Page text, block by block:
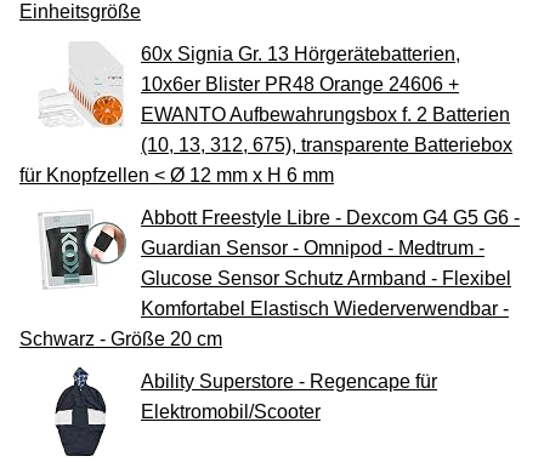
Einheitsgröße
60x Signia Gr. 13 Hörgerätebatterien,
10x6er Blister PR48 Orange 24606 +
EWANTO Aufbewahrungsbox f. 2 Batterien
(10, 13, 312, 675), transparente Batteriebox
für Knopfzellen < Ø 12 mm x H 6 mm
Abbott Freestyle Libre - Dexcom G4 G5 G6 -
Guardian Sensor - Omnipod - Medtrum -
Glucose Sensor Schutz Armband - Flexibel
Komfortabel Elastisch Wiederverwendbar -
Schwarz - Größe 20 cm
Ability Superstore - Regencape für
Elektromobil/Scooter